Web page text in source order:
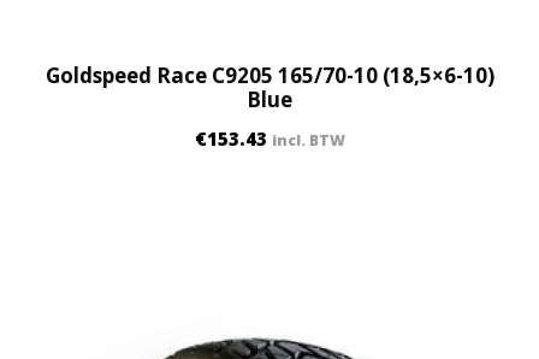
Goldspeed Race C9205 165/70-10 (18,5×6-10)
Blue
€153.43 incl. BTW